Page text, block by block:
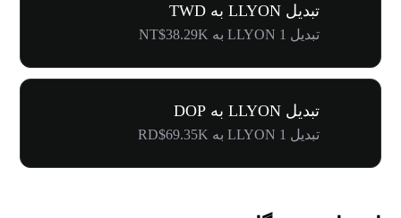
تبدیل LLYON به TWD
تبدیل 1 LLYON به NT$38.29K
تبدیل LLYON به DOP
تبدیل 1 LLYON به RD$69.35K